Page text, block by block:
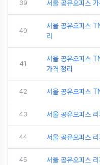
39 서울 공유오피스
40
서울 공유오피스
리
41
서울 공유오피스
가격 정리
42 서울 공유오피스
43 서울 공유오피스
44 서울 공유오피스
45 서울 공유오피스